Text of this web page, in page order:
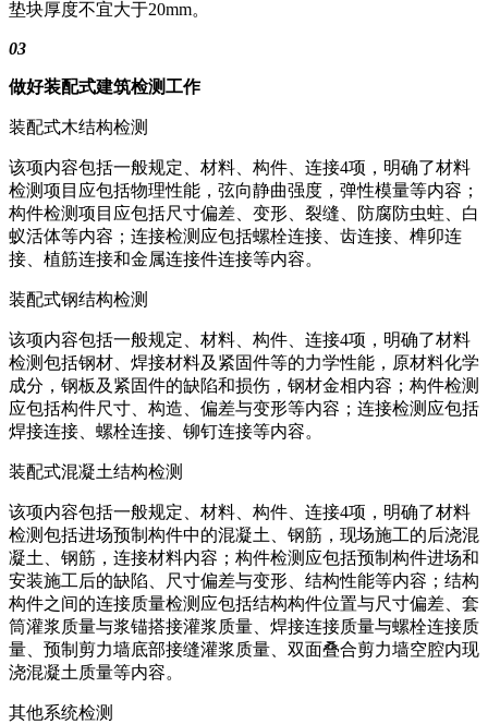
垫块厚度不宜大于20mm。
03
做好装配式建筑检测工作
装配式木结构检测
该项内容包括一般规定、材料、构件、连接4项，明确了材料
检测项目应包括物理性能，弦向静曲强度，弹性模量等内容；
构件检测项目应包括尺寸偏差、变形、裂缝、防腐防虫蛀、白
蚁活体等内容；连接检测应包括螺栓连接、齿连接、榫卯连
接、植筋连接和金属连接件连接等内容。
装配式钢结构检测
该项内容包括一般规定、材料、构件、连接4项，明确了材料
检测包括钢材、焊接材料及紧固件等的力学性能，原材料化学
成分，钢板及紧固件的缺陷和损伤，钢材金相内容；构件检测
应包括构件尺寸、构造、偏差与变形等内容；连接检测应包括
焊接连接、螺栓连接、铆钉连接等内容。
装配式混凝土结构检测
该项内容包括一般规定、材料、构件、连接4项，明确了材料
检测包括进场预制构件中的混凝土、钢筋，现场施工的后浇混
凝土、钢筋，连接材料内容；构件检测应包括预制构件进场和
安装施工后的缺陷、尺寸偏差与变形、结构性能等内容；结构
构件之间的连接质量检测应包括结构构件位置与尺寸偏差、套
筒灌浆质量与浆锚搭接灌浆质量、焊接连接质量与螺栓连接质
量、预制剪力墙底部接缝灌浆质量、双面叠合剪力墙空腔内现
浇混凝土质量等内容。
其他系统检测